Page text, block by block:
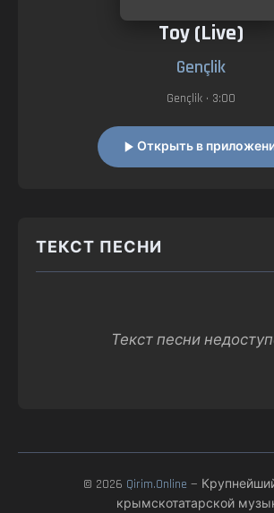
Toy (Live)
Gençlik
Gençlik• 3:00
Открыть в
ТЕКСТ ПЕСНИ
Текст песни
© 2026 Qirim.Online —
крымскотатарской